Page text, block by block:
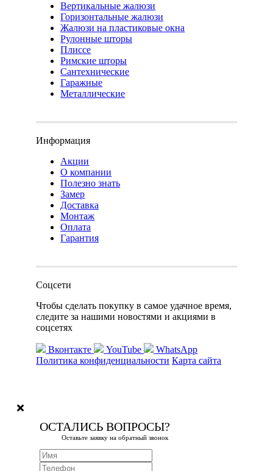
Вертикальные жалюзи
Горизонтальные жалюзи
Жалюзи на пластиковые окна
Рулонные шторы
Плиссе
Римские шторы
Сантехнические
Гаражные
Металлические
Информация
Акции
О компании
Полезно знать
Замер
Доставка
Монтаж
Оплата
Гарантия
Соцсети
Чтобы сделать покупку в самое удачное время,
следите за нашими новостями и акциями в
соцсетях
Вконтакте YouTube
WhatsApp
Политика конфиденциальности Карта сайта
ОСТАЛИСЬ ВОПРОСЫ?
Оставьте заявку на обратный звонок